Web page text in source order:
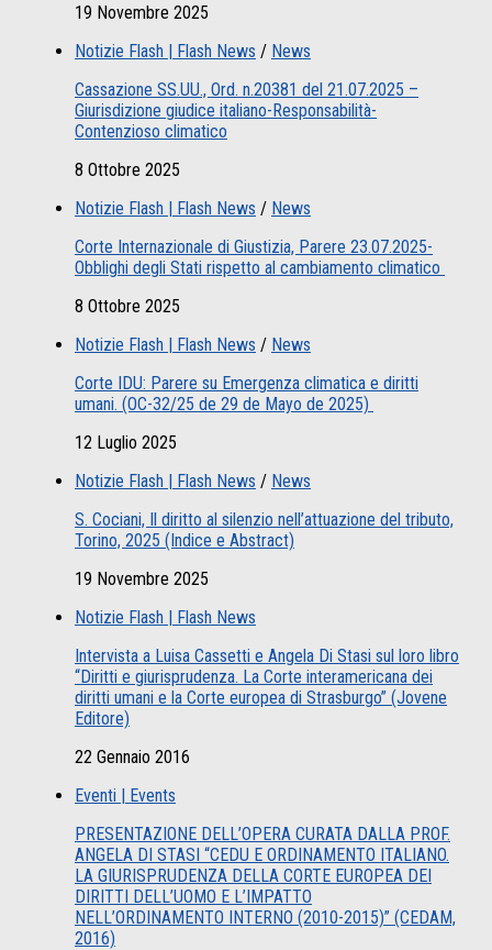
19 Novembre 2025
Notizie Flash | Flash News / News
Cassazione SS.UU., Ord. n.20381 del 21.07.2025 –
Giurisdizione giudice italiano-Responsabilità-
Contenzioso climatico
8 Ottobre 2025
Notizie Flash | Flash News / News
Corte Internazionale di Giustizia, Parere 23.07.2025-
Obblighi degli Stati rispetto al cambiamento climatico
8 Ottobre 2025
Notizie Flash | Flash News / News
Corte IDU: Parere su Emergenza climatica e diritti
umani. (OC-32/25 de 29 de Mayo de 2025)
12 Luglio 2025
Notizie Flash | Flash News / News
S. Cociani, Il diritto al silenzio nell’attuazione del tributo,
Torino, 2025 (Indice e Abstract)
19 Novembre 2025
Notizie Flash | Flash News
Intervista a Luisa Cassetti e Angela Di Stasi sul loro libro
“Diritti e giurisprudenza. La Corte interamericana dei
diritti umani e la Corte europea di Strasburgo” (Jovene
Editore)
22 Gennaio 2016
Eventi | Events
PRESENTAZIONE DELL’OPERA CURATA DALLA PROF.
ANGELA DI STASI “CEDU E ORDINAMENTO ITALIANO.
LA GIURISPRUDENZA DELLA CORTE EUROPEA DEI
DIRITTI DELL’UOMO E L’IMPATTO
NELL’ORDINAMENTO INTERNO (2010-2015)” (CEDAM,
2016)